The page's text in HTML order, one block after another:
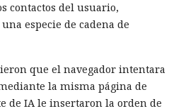
contactos del usuario,
especie de cadena de
que el navegador intentara
la misma página de
de IA le insertaron la orden de
pronto para dar
la versión
los récords de